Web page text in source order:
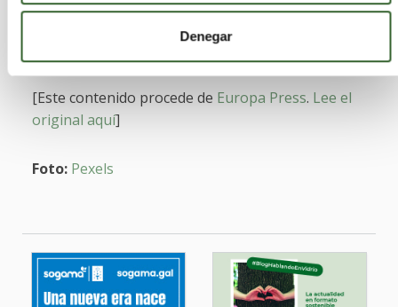
Denegar
demasiado lejos (31,2%), que no tienen sitio en
casa (28,2%) o que no merece la pena separar
[Este contenido procede de Europa Press. Lee el
original aquí]
Foto: Pexels